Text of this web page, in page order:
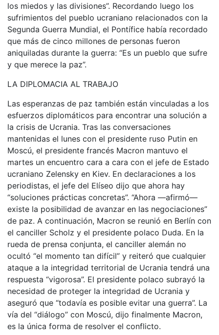
los miedos y las divisiones”. Recordando luego los
sufrimientos del pueblo ucraniano relacionados con la
Segunda Guerra Mundial, el Pontífice había recordado
que más de cinco millones de personas fueron
aniquiladas durante la guerra: “Es un pueblo que sufre
y que merece la paz”.
LA DIPLOMACIA AL TRABAJO
Las esperanzas de paz también están vinculadas a los
esfuerzos diplomáticos para encontrar una solución a
la crisis de Ucrania. Tras las conversaciones
mantenidas el lunes con el presidente ruso Putin en
Moscú, el presidente francés Macron mantuvo el
martes un encuentro cara a cara con el jefe de Estado
ucraniano Zelensky en Kiev. En declaraciones a los
periodistas, el jefe del Elíseo dijo que ahora hay
“soluciones prácticas concretas”. “Ahora —afirmó—
existe la posibilidad de avanzar en las negociaciones”
de paz. A continuación, Macron se reunió en Berlín con
el canciller Scholz y el presidente polaco Duda. En la
rueda de prensa conjunta, el canciller alemán no
ocultó “el momento tan difícil” y reiteró que cualquier
ataque a la integridad territorial de Ucrania tendrá una
respuesta “vigorosa”. El presidente polaco subrayó la
necesidad de proteger la integridad de Ucrania y
aseguró que “todavía es posible evitar una guerra”. La
vía del “diálogo” con Moscú, dijo finalmente Macron,
es la única forma de resolver el conflicto.